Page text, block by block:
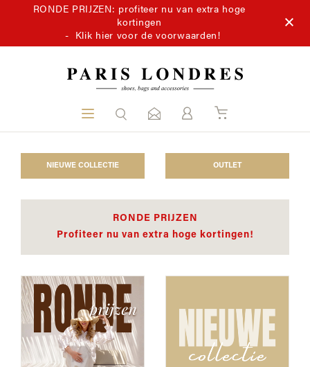
RONDE PRIJZEN: profiteer nu van extra hoge
kortingen
- Klik hier voor de voorwaarden!
NIEUWE COLLECTIE OUTLET
RONDE PRIJZEN
Profiteer nu van extra hoge kortingen!